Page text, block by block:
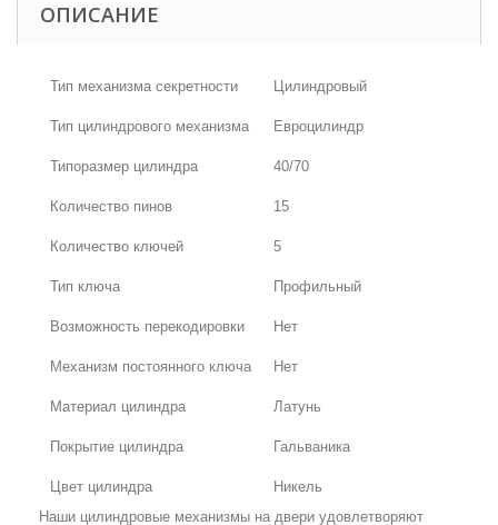
ОПИСАНИЕ
Тип механизма секретности Цилиндровый
Тип цилиндрового механизма Евроцилиндр
Типоразмер цилиндра 40/70
Количество пинов 15
Количество ключей 5
Тип ключа Профильный
Возможность перекодировки Нет
Механизм постоянного ключа Нет
Материал цилиндра Латунь
Покрытие цилиндра Гальваника
Цвет цилиндра
Никель
Наши цилиндровые механизмы на двери удовлетворяют